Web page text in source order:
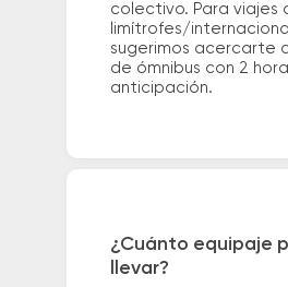
colectivo. Para viajes
limítrofes/
sugerimos acercarte
de ómnibus con 2
anticipación.
¿Cuánto equipaje
llevar?